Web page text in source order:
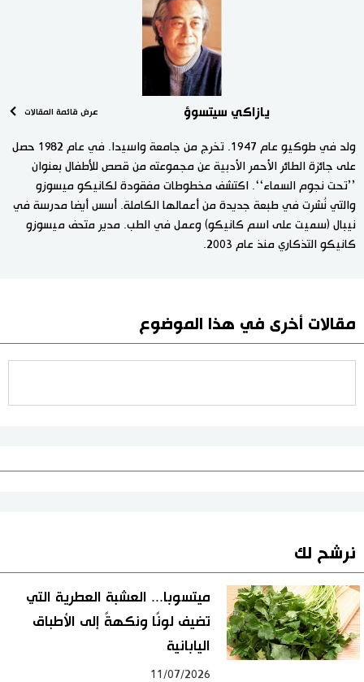
يازاكي سيتسوؤ عرض قائمة المقالات
ولد في طوكيو عام 1947. تخرج من جامعة واسيدا. في عام 1982 حصل
على جائزة الطائر الأحمر الأدبية عن مجموعته من قصص للأطفال بعنوان
’’تحت نجوم السماء‘‘. اكتشف مخطوطات مفقودة لكانيكو ميسوزو
والتي نُشرت في طبعة جديدة من أعمالها الكاملة. أسس أيضا مدرسة في
نيبال (سميت على اسم كانيكو) وعمل في الطب. مدير متحف ميسوزو
كانيكو التذكاري منذ عام 2003.
مقالات أخرى في هذا الموضوع
نرشح لك
ميتسوبا... العشبة العطرية التي
تضيف لونًا ونكهةً إلى الأطباق
اليابانية
11/07/2026